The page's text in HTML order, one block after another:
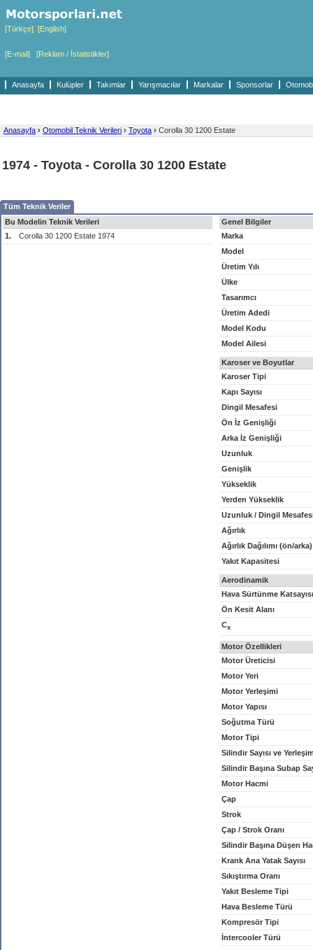
[Türkçe] [English]
[E-mail] [Reklam / İstatistikler]
Anasayfa Kulüpler Takımlar Yarışmacılar Markalar Sponsorlar
Anasayfa › Otomobil Teknik Verileri › Toyota › Corolla 30 1200 Estate
1974 - Toyota - Corolla 30 1200 Estate
Tüm Teknik Veriler
Bu Modelin Teknik Verileri
1.
Corolla 30 1200 Estate 1974
Genel Bilgiler
Marka
Model
Üretim Yılı
Ülke
Tasarımcı
Üretim Adedi
Model Kodu
Model Ailesi
Karoser ve Boyutlar
Karoser Tipi
Kapı Sayısı
Dingil Mesafesi
Ön İz Genişliği
Arka İz Genişliği
Uzunluk
Genişlik
Yükseklik
Yerden Yükseklik
Uzunluk / Dingil
Ağırlık
Ağırlık Dağılımı (ön/arka)
Yakıt Kapasitesi
Aerodinamik
Hava Sürtünme Katsayısı
Ön Kesit Alanı
Cx
Motor Özellikleri
Motor Üreticisi
Motor Yeri
Motor Yerleşimi
Motor Yapısı
Soğutma Türü
Motor Tipi
Silindir Sayısı ve
Silindir Başına Subap
Motor Hacmi
Çap
Strok
Çap / Strok Oranı
Silindir Başına Düşen
Krank Ana Yatak Sayısı
Sıkıştırma Oranı
Yakıt Besleme Tipi
Hava Besleme Türü
Kompresör Tipi
İntercooler Türü